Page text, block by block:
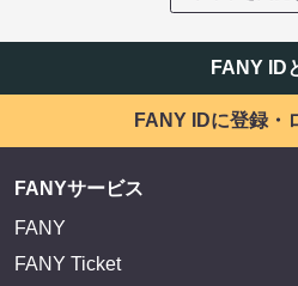
FANY ID
FANY IDに登録・
FANYサービス
FANY
FANY Ticket